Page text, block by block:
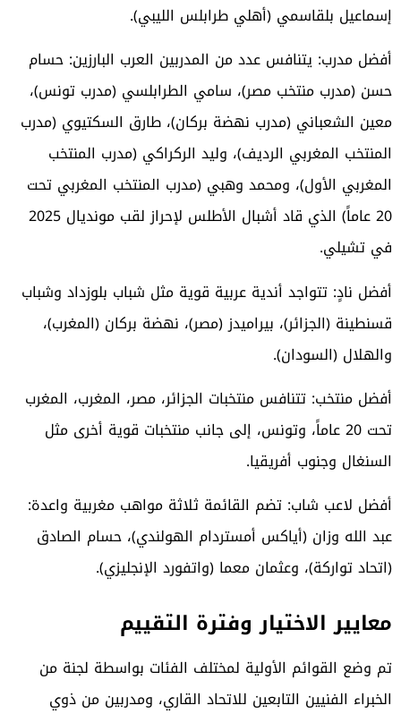
إسماعيل بلقاسمي (أهلي طرابلس الليبي).
أفضل مدرب: يتنافس عدد من المدربين العرب البارزين: حسام
حسن (مدرب منتخب مصر)، سامي الطرابلسي (مدرب تونس)،
معين الشعباني (مدرب نهضة بركان)، طارق السكتيوي (مدرب
المنتخب المغربي الرديف)، وليد الركراكي (مدرب المنتخب
المغربي الأول)، ومحمد وهبي (مدرب المنتخب المغربي تحت
20 عاماً) الذي قاد أشبال الأطلس لإحراز لقب مونديال 2025
في تشيلي.
أفضل نادٍ: تتواجد أندية عربية قوية مثل شباب بلوزداد وشباب
قسنطينة (الجزائر)، بيراميدز (مصر)، نهضة بركان (المغرب)،
والهلال (السودان).
أفضل منتخب: تتنافس منتخبات الجزائر، مصر، المغرب، المغرب
تحت 20 عاماً، وتونس، إلى جانب منتخبات قوية أخرى مثل
السنغال وجنوب أفريقيا.
أفضل لاعب شاب: تضم القائمة ثلاثة مواهب مغربية واعدة:
عبد الله وزان (أياكس أمستردام الهولندي)، حسام الصادق
(اتحاد تواركة)، وعثمان معما (واتفورد الإنجليزي).
معايير الاختيار وفترة التقييم
تم وضع القوائم الأولية لمختلف الفئات بواسطة لجنة من
الخبراء الفنيين التابعين للاتحاد القاري، ومدربين من ذوي